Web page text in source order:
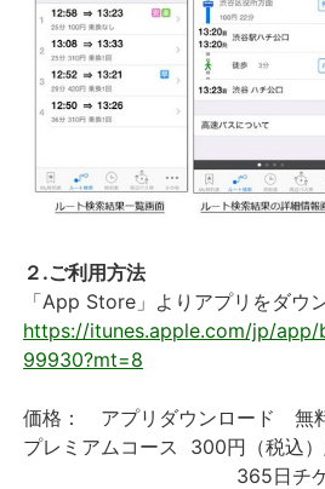
２.ご利用方法
「App Store」よりアプリをダウ
https://itunes.apple.com/jp/
99930?mt=8
価格： アプリダウンロード 無
プレミアムコース 300円（税込
365日チケット：